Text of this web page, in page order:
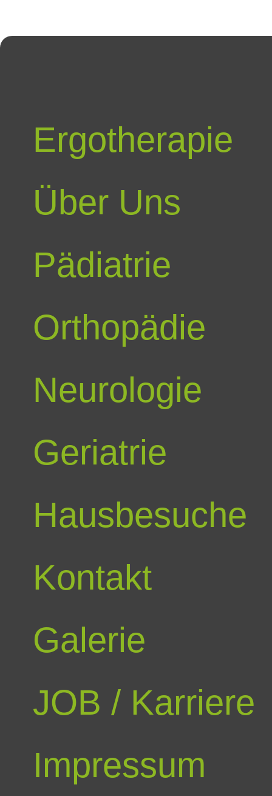
Ergotherapie
Über Uns
Pädiatrie
Orthopädie
Neurologie
Geriatrie
Hausbesuche
Kontakt
Galerie
JOB / Karriere
Impressum